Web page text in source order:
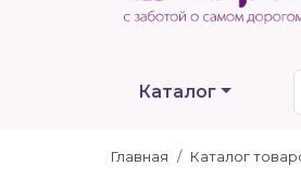
Каталог
Главная Каталог